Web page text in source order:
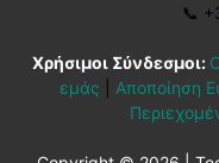
📞
Χρήσιμοι Σύνδεσμοι:
εμάς
Αποποίηση